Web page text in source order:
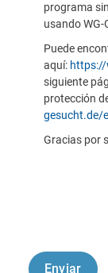
programa
usando
Puede
aquí:
siguiente
protección
gesucht.de/
Gracias por